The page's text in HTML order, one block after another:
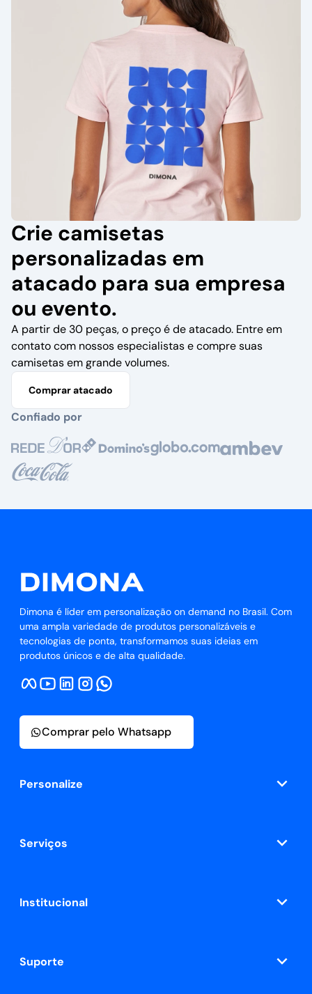
Crie camisetas
personalizadas em
atacado para sua empresa
ou evento.
A partir de 30 peças, o preço é de atacado. Entre em
contato com nossos especialistas e compre suas
camisetas em grande volumes.
Comprar atacado
Confiado por
Dimona é líder em personalização on demand no Brasil. Com
uma ampla variedade de produtos personalizáveis e
tecnologias de ponta, transformamos suas ideias em
produtos únicos e de alta qualidade.
Personalize
Serviços
Institucional
Suporte
Comprar pelo Whatsapp